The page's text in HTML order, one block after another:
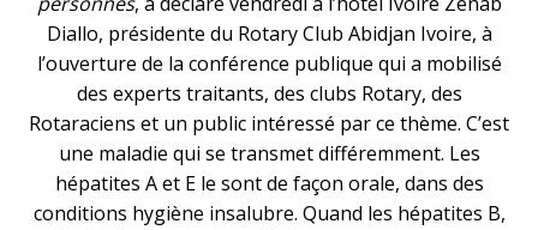
Diallo, présidente du Rotary Club Abidjan Ivoire, à
l’ouverture de la conférence publique qui a mobilisé
des experts traitants, des clubs Rotary, des
Rotaraciens et un public intéressé par ce thème. C’est
une maladie qui se transmet différemment. Les
hépatites A et E le sont de façon orale, dans des
conditions hygiène insalubre. Quand les hépatites B,